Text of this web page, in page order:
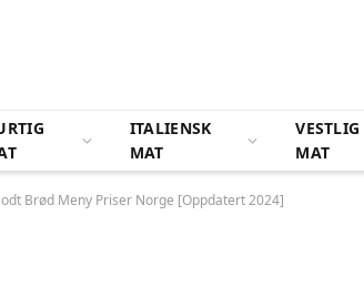
ITALIENSK
MAT
VESTLIG
MAT
Brød Meny Priser Norge [Oppdatert 2024]